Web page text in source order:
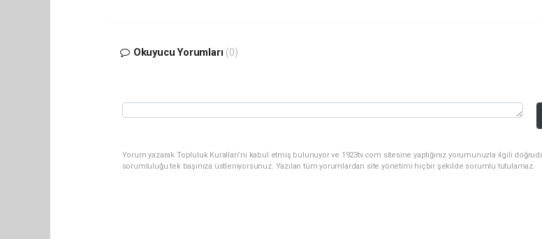
Okuyucu Yorumları (0)
Yorum yazarak Topluluk Kuralları’nı kabul etmiş bulunuyor ve 1923tv.com sitesine yaptığınız yorumunuzla ilgili
sorumluluğu tek başınıza üstleniyorsunuz. Yazılan tüm yorumlardan site yönetimi hiçbir şekilde sorumlu tutulamaz.